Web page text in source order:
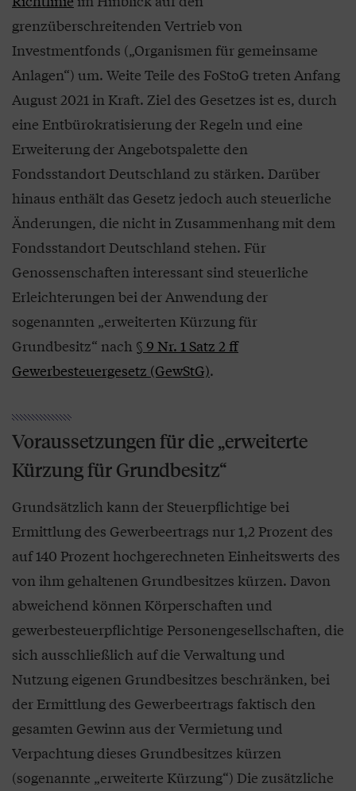
grenzüberschreitenden Vertrieb von
Investmentfonds („Organismen für gemeinsame
Anlagen“) um. Weite Teile des FoStoG treten Anfang
August 2021 in Kraft. Ziel des Gesetzes ist es, durch
eine Entbürokratisierung der Regeln und eine
Erweiterung der Angebotspalette den
Fondsstandort Deutschland zu stärken. Darüber
hinaus enthält das Gesetz jedoch auch steuerliche
Änderungen, die nicht in Zusammenhang mit dem
Fondsstandort Deutschland stehen. Für
Genossenschaften interessant sind steuerliche
Erleichterungen bei der Anwendung der
sogenannten „erweiterten Kürzung für
Grundbesitz“ nach § 9 Nr. 1 Satz 2 ff
Gewerbesteuergesetz (GewStG).
Voraussetzungen für die „erweiterte
Kürzung für Grundbesitz“
Grundsätzlich kann der Steuerpflichtige bei
Ermittlung des Gewerbeertrags nur 1,2 Prozent des
auf 140 Prozent hochgerechneten Einheitswerts des
von ihm gehaltenen Grundbesitzes kürzen. Davon
abweichend können Körperschaften und
gewerbesteuerpflichtige Personengesellschaften, die
sich ausschließlich auf die Verwaltung und
Nutzung eigenen Grundbesitzes beschränken, bei
der Ermittlung des Gewerbeertrags faktisch den
gesamten Gewinn aus der Vermietung und
Verpachtung dieses Grundbesitzes kürzen
(sogenannte „erweiterte Kürzung“) Die zusätzliche